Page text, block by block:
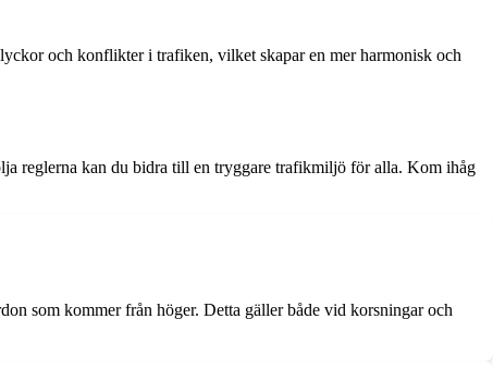
och konflikter i trafiken, vilket skapar en mer harmonisk och
reglerna kan du bidra till en tryggare trafikmiljö för alla. Kom ihåg
som kommer från höger. Detta gäller både vid korsningar och